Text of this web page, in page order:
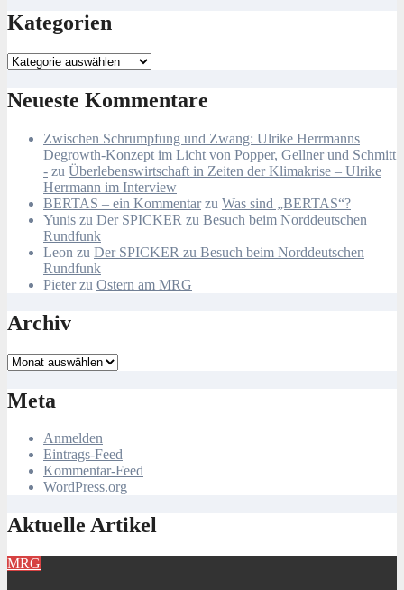
Kategorien
Kategorien
Neueste Kommentare
Zwischen Schrumpfung und Zwang: Ulrike Herrmanns
Degrowth-Konzept im Licht von Popper, Gellner und Schmitt
- zu Überlebenswirtschaft in Zeiten der Klimakrise – Ulrike
Herrmann im Interview
BERTAS – ein Kommentarzu Was sind „BERTAS“?
Yunis zu Der SPICKER zu Besuch beim Norddeutschen
Rundfunk
Leon zu Der SPICKER zu Besuch beim Norddeutschen
Rundfunk
Pieterzu Ostern am MRG
Archiv
Archiv
Meta
Anmelden
Eintrags-Feed
Kommentar-Feed
WordPress.org
Aktuelle Artikel
MRG